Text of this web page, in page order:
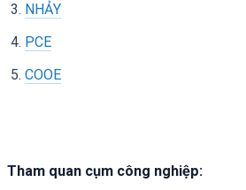
NHẢY
PCE
COOE
Tham quan cụm công nghiệp: